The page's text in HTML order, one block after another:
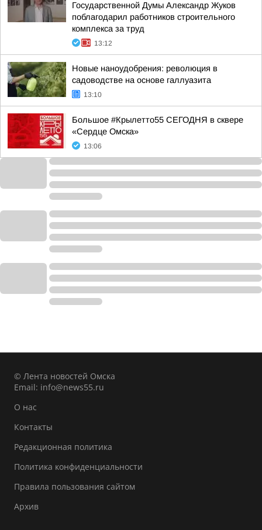
Государственной Думы Александр Жуков
поблагодарил работников строительного
комплекса за труд
13:12
Новые наноудобрения: революция в
садоводстве на основе галлуазита
13:10
Большое #Крылетто55 СЕГОДНЯ в сквере
«Сердце Омска»
13:06
© Лента новостей Омска
Email: info@news55.ru
О нас
Контакты
Редакционная политика
Политика конфиденциальности
Правила пользования сайтом
Архив